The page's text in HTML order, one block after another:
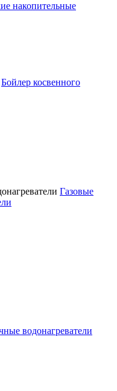
накопительные
Бойлер косвенного
Газовые
водонагреватели